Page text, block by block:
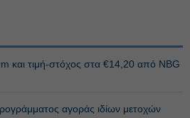
και τιμή-στόχος στα €14,20 από NBG
αγοράς ιδίων μετοχών